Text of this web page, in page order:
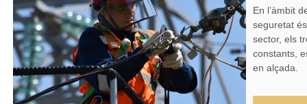
En l’àmbit
seguretat
sector, els
constants,
en alçada.